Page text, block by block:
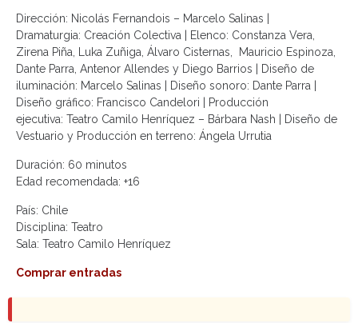
Dirección: Nicolás Fernandois – Marcelo Salinas |
Dramaturgia: Creación Colectiva | Elenco: Constanza Vera,
Zirena Piña, Luka Zuñiga, Álvaro Cisternas, Mauricio Espinoza,
Dante Parra, Antenor Allendes y Diego Barrios | Diseño de
iluminación: Marcelo Salinas | Diseño sonoro: Dante Parra |
Diseño gráfico: Francisco Candelori | Producción
ejecutiva: Teatro Camilo Henríquez – Bárbara Nash | Diseño de
Vestuario y Producción en terreno: Ángela Urrutia
Duración: 60 minutos
Edad recomendada: +16
País: Chile
Disciplina: Teatro
Sala: Teatro Camilo Henríquez
Comprar entradas